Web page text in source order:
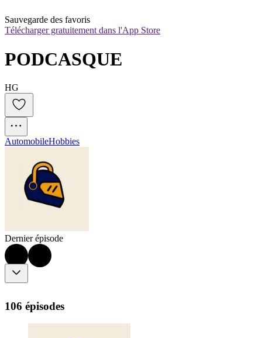
Sauvegarde des favoris
Télécharger gratuitement dans l'App Store
PODCASQUE
HG
AutomobileHobbies
Dernier épisode
106 épisodes